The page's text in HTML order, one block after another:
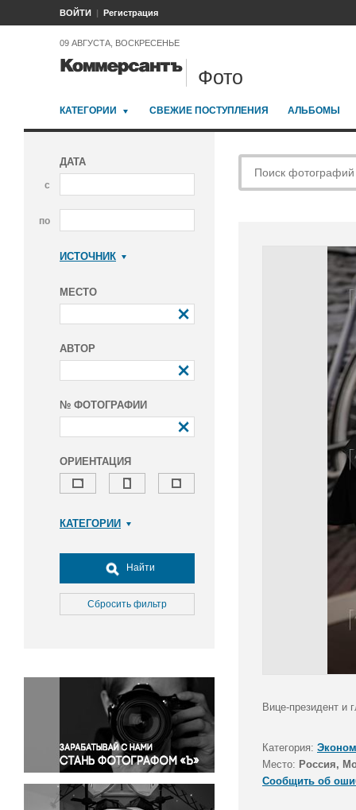
ВОЙТИ Регистрация
09 АВГУСТА, ВОСКРЕСЕНЬЕ
Фото
КАТЕГОРИИ СВЕЖИЕ ПОСТУПЛЕНИЯ АЛЬБОМЫ
ДАТА
с
по
ИСТОЧНИК
МЕСТО
АВТОР
№ ФОТОГРАФИИ
ОРИЕНТАЦИЯ
КАТЕГОРИИ
Досуг, туризм и отдых
Культура
Медицина
Окружающая среда
Политика
Правосудие
Происшествия и конфликты
Религия
Светская жизнь
Спорт
Найти
Сбросить фильтр
Вице-президент и
Категория:
Место: Россия,
Сообщить об